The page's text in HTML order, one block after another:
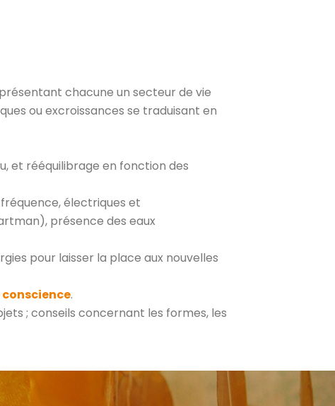
chacune un secteur de vie
ou excroissances se traduisant en
et rééquilibrage en fonction des
électriques et
présence des eaux
pour laisser la place aux nouvelles
.
; conseils concernant les formes, les